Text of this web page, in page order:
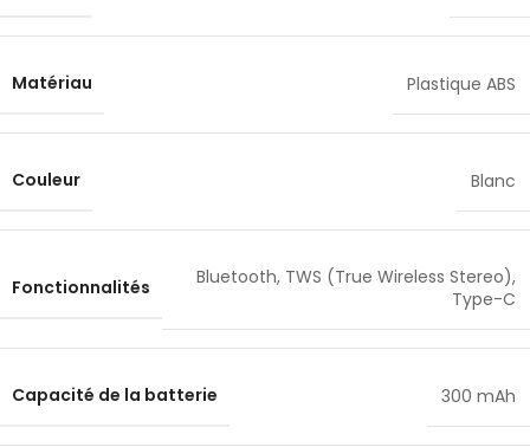
Matériau Plastique ABS
Couleur Blanc
Fonctionnalités Bluetooth, TWS (True Wireless Stereo),
Type-C
Capacité de la batterie 300 mAh